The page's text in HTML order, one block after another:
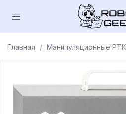
Главная Манипуляционные РТК